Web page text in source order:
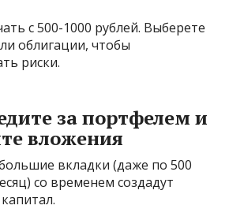
с 500-1000 рублей. Выберете
облигации, чтобы
риски.
за портфелем и
вложения
вкладки (даже по 500
со временем создадут